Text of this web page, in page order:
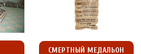
СМЕРТНЫЙ МЕДАЛЬОН